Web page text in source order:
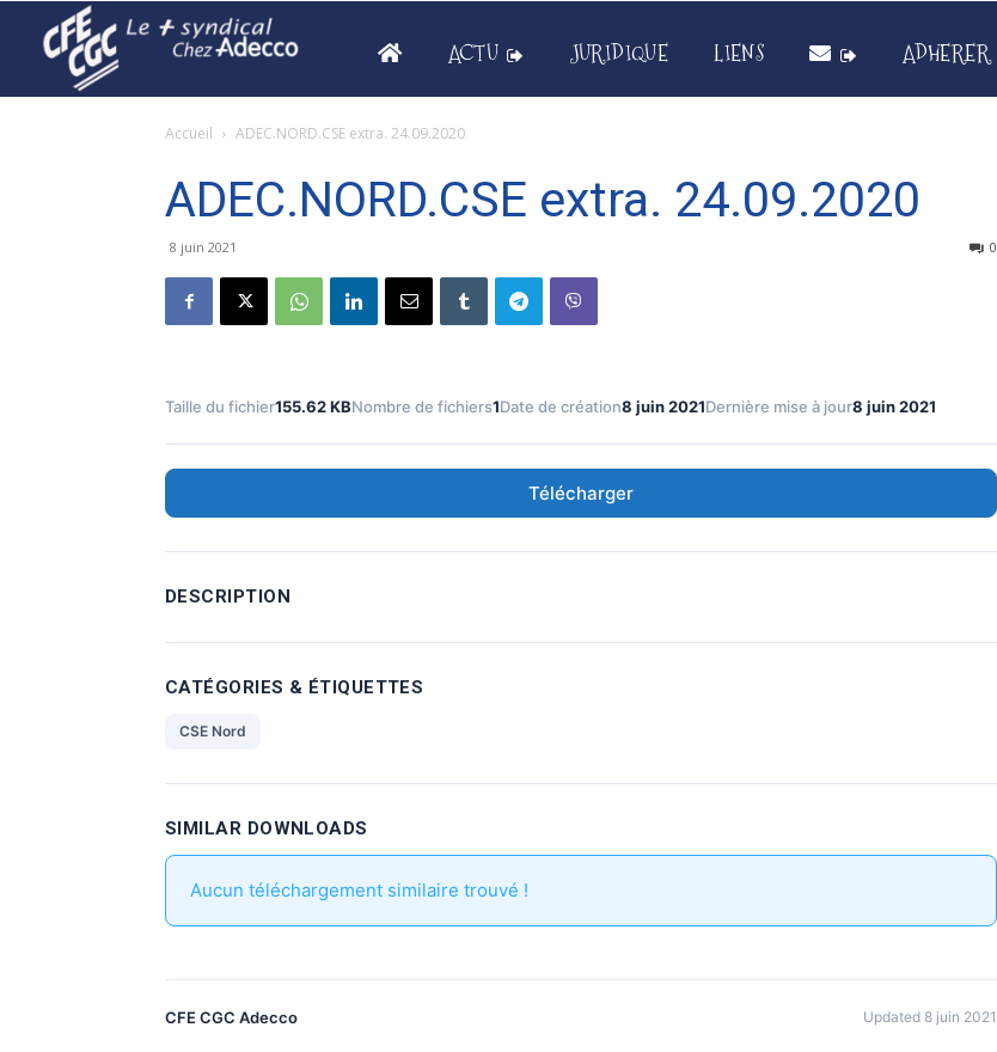
ACTU JURIDIQUE LIENS ADHERER
Accueil ADEC.NORD.CSE extra. 24.09.2020
ADEC.NORD.CSE extra. 24.09.2020
8 juin 2021 0
Taille du fichier155.62 KBNombre de fichiers1Date de création8 juin 2021Dernière mise à jour8 juin 2021
Télécharger
DESCRIPTION
CATÉGORIES & ÉTIQUETTES
CSE Nord
SIMILAR DOWNLOADS
Aucun téléchargement similaire trouvé !
CFE CGC Adecco Updated 8 juin 2021